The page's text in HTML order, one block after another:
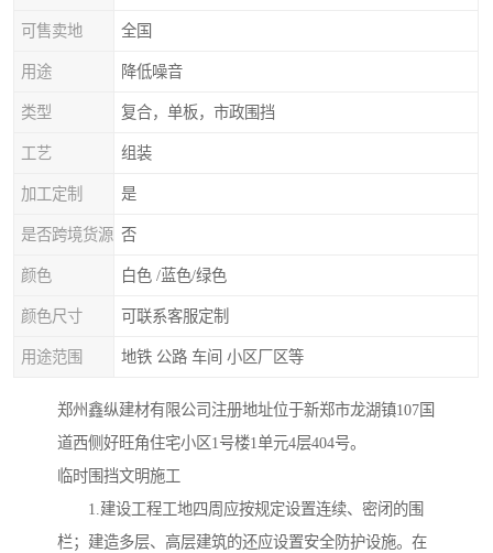
可售卖地 全国
用途 降低噪音
类型 复合，单板，市政围挡
工艺 组装
加工定制 是
是否跨境货源 否
颜色 白色 /蓝色/绿色
颜色尺寸 可联系客服定制
用途范围 地铁 公路 车间 小区厂区等
郑州鑫纵建材有限公司注册地址位于新郑市龙湖镇107国
道西侧好旺角住宅小区1号楼1单元4层404号。
临时围挡文明施工
1.建设工程工地四周应按规定设置连续、密闭的围
栏；建造多层、高层建筑的还应设置安全防护设施。在